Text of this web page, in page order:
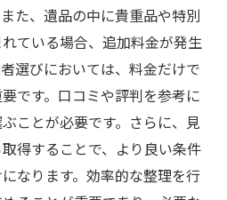
た、遺品の中に貴重品や特別
ている場合、追加料金が発生
選びにおいては、料金だけで
です。口コミや評判を参考に
ことが必要です。さらに、見
得することで、より良い条件
なります。効率的な整理を行